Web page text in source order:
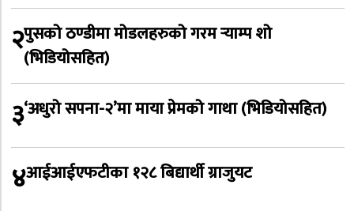
२पुसको ठण्डीमा मोडलहरुको गरम र्‍याम्प शो
(भिडियोसहित)
३‘अधुरो सपना-२’मा माया प्रेमको गाथा (भिडियोसहित)
४आईआईएफटीका १२८ बिद्यार्थी ग्राजुयट